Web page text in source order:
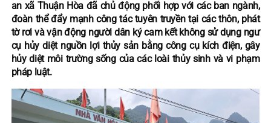
an xã Thuận Hòa đã chủ động phối hợp với các ban ngành,
đoàn thể đẩy mạnh công tác tuyên truyền tại các thôn, phát
tờ rơi và vận động người dân ký cam kết không sử dụng ngư
cụ hủy diệt nguồn lợi thủy sản bằng công cụ kích điện, gây
hủy diệt môi trường sống của các loài thủy sinh và vi phạm
pháp luật.